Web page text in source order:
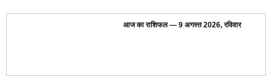
आज का राशिफल — 9 अगस्त 2026, रविवार